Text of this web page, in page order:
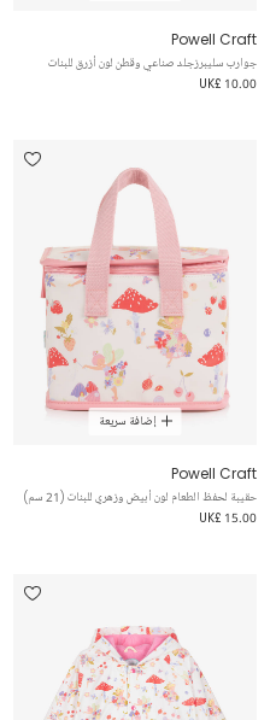
Powell Craft
جوارب سليبرزجلد صناعي وقطن لون أزرق للبنات
UK£ 10.00
إضافة سريعة
Powell Craft
حقيبة لحفظ الطعام لون أبيض وزهري للبنات (21 سم)
UK£ 15.00